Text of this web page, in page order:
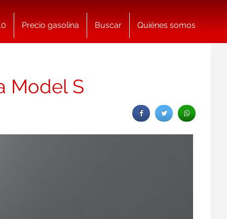
Precio gasolina Buscar Quiénes somos
Model S